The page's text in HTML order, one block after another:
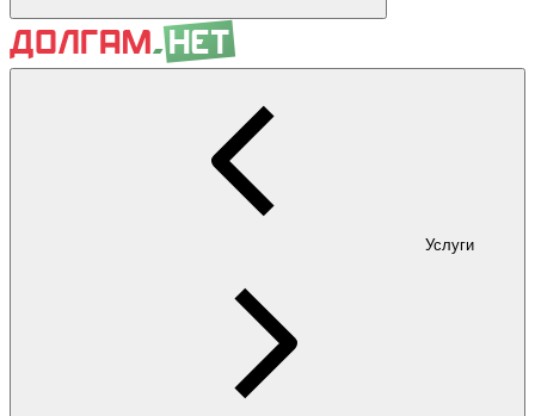
Услуги